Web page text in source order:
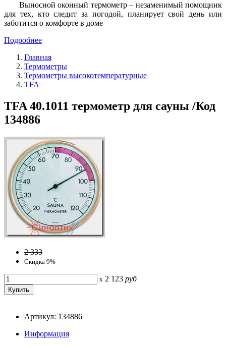
Выносной оконный термометр – незаменимый помощник
для тех, кто следит за погодой, планирует свой день или
заботится о комфорте в доме
Подробнее
Главная
Термометры
Термометры высокотемпературные
TFA
TFA 40.1011 термометр для сауны /Код
134886
2 333
Скидка 9%
x 2 123 руб
Артикул: 134886
Информация